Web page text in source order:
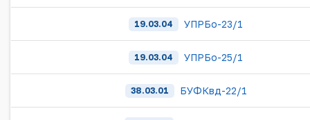
19.03.04 УПРБо-23/1
19.03.04 УПРБо-25/1
38.03.01 БУФКвд-22/1